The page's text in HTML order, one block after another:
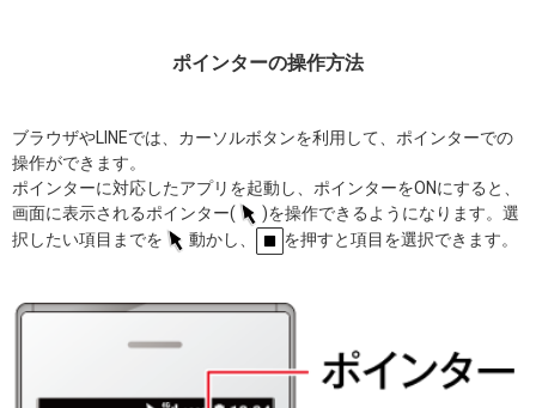
ポインターの操作方法
ブラウザやLINEでは、カーソルボタンを利用して、ポインターでの
操作ができます。
ポインターに対応したアプリを起動し、ポインターをONにすると、
画面に表示されるポインター(
)を操作できるようになります。選
択したい項目までを
動かし、 を押すと項目を選択できます。